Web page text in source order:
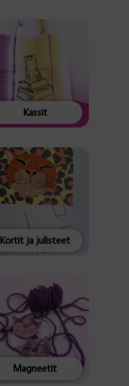
Kassit
Kortit ja julisteet
Magneetit